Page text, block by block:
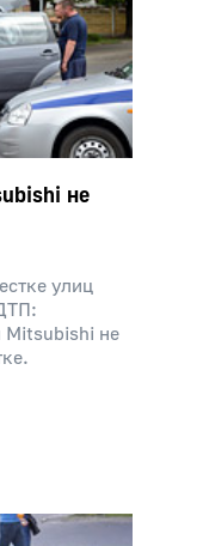
не
улиц
Mitsubishi не